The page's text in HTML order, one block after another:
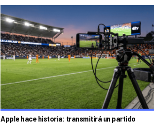
Apple hace historia: transmitirá un partido